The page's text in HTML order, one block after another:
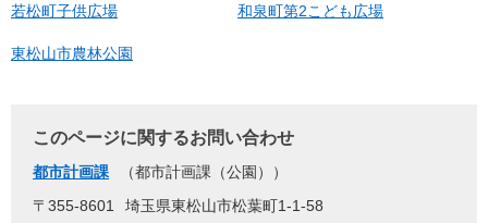
若松町子供広場 和泉町第2こども広場
東松山市農林公園
このページに関するお問い合わせ
都市計画課
都市計画課（公園）
〒355-8601
埼玉県東松山市松葉町1-1-58